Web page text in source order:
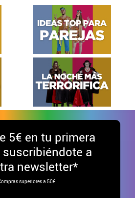
5€ en tu primera
a
newsletter*
superiores a 50€